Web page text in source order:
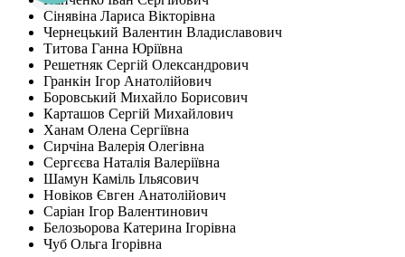
Сінявіна Лариса Вікторівна
Чернецький Валентин Владиславович
Титова Ганна Юріївна
Решетняк Сергій Олександрович
Гранкін Ігор Анатолійович
Боровський Михайло Борисович
Карташов Сергій Михайлович
Ханам Олена Сергіївна
Сирчіна Валерія Олегівна
Сергєєва Наталія Валеріївна
Шамун Каміль Ільясович
Новіков Євген Анатолійович
Саріан Ігор Валентинович
Белозьорова Катерина Ігорівна
Чуб Ольга Ігорівна